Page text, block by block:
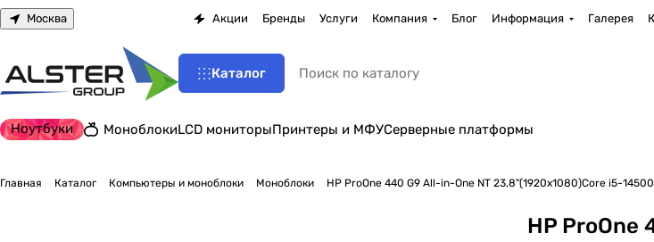
Москва Акции Бренды Услуги Компания Блог Информация Галерея
Каталог
Ноутбуки МоноблокиLCD мониторыПринтеры и МФУСерверные платформы
Главная Каталог Компьютеры и моноблоки Моноблоки HP ProOne 440 G9 All-in-One NT 23,8"(1920x1080)Core i5-
HP ProOne